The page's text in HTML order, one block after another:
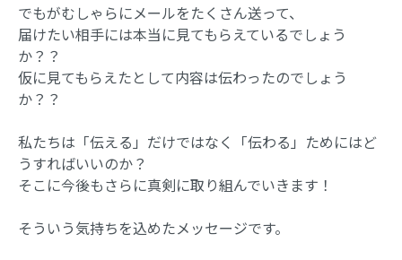
でもがむしゃらにメールをたくさん送って、
届けたい相手には本当に見てもらえているでしょう
か？？
仮に見てもらえたとして内容は伝わったのでしょう
か？？
私たちは「伝える」だけではなく「伝わる」ためにはど
うすればいいのか？
そこに今後もさらに真剣に取り組んでいきます！
そういう気持ちを込めたメッセージです。